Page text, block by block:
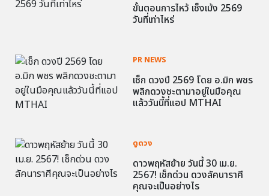
ขั้นตอนการไหว้ เช็งเม้ง 2569
วันที่เท่าไหร่
PR NEWS
เช็ก ดวงปี 2569 โดย อ.มิก พชร
พลิกดวงชะตามาอยู่ในมือคุณ
แล้ววันนี้ที่แอป MTHAI
ดูดวง
ดาวพฤหัสย้าย วันนี้ 30 เม.ย.
2567! เช็กด่วน ดวงลัคนาราศี
คุณจะเป็นอย่างไร